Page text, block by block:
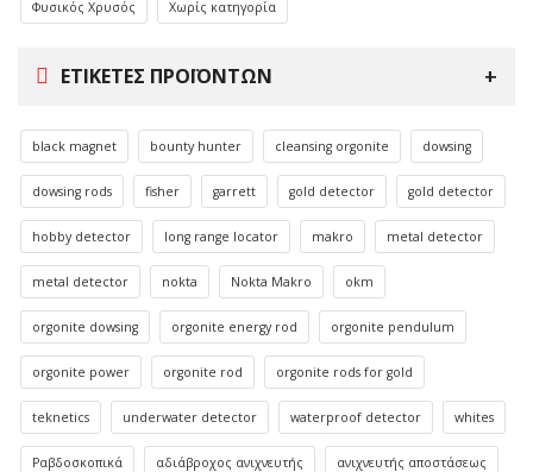
Φυσικός Χρυσός Χωρίς κατηγορία
ΕΤΙΚΈΤΕΣ ΠΡΟΪΌΝΤΩΝ
black magnet bounty hunter cleansing orgonite dowsing
dowsing rods fisher garrett gold detector gold detector
hobby detector long range locator makro metal detector
metal detector nokta Nokta Makro okm
orgonite dowsing orgonite energy rod orgonite pendulum
orgonite power orgonite rod orgonite rods for gold
teknetics underwater detector waterproof detector whites
Ραβδοσκοπικά αδιάβροχος ανιχνευτής ανιχνευτής αποστάσεως